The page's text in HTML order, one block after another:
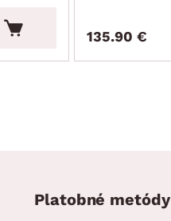
135.90 €
Platobné metódy